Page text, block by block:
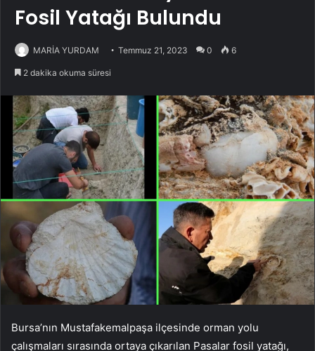
Fosil Yatağı Bulundu
MARİA YURDAM Temmuz 21, 2023 0 6
2 dakika okuma süresi
Bursa’nın Mustafakemalpaşa ilçesinde orman yolu
çalışmaları sırasında ortaya çıkarılan Pasalar fosil yatağı,